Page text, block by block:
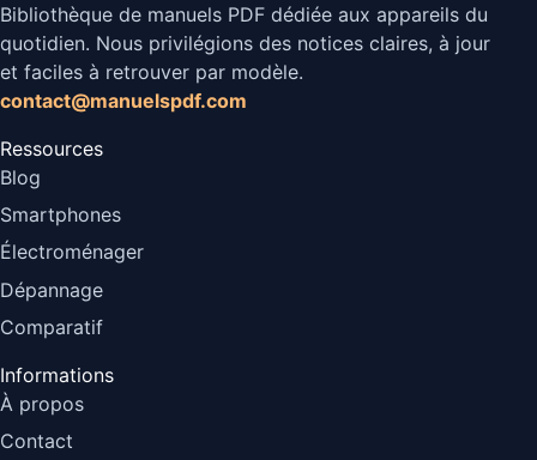
Bibliothèque de manuels PDF dédiée aux appareils du
quotidien. Nous privilégions des notices claires, à jour
et faciles à retrouver par modèle.
contact@manuelspdf.com
Ressources
Blog
Smartphones
Électroménager
Dépannage
Comparatif
Informations
À propos
Contact